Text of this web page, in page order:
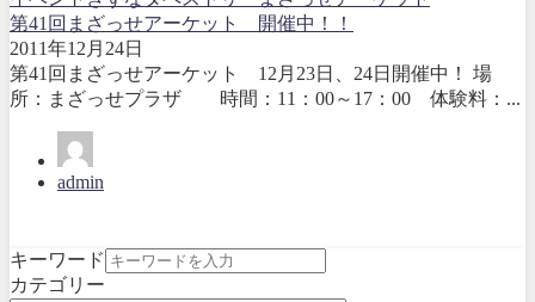
第41回まざっせアーケット 開催中！！
2011年12月24日
第41回まざっせアーケット 12月23日、24日開催中！ 場
所：まざっせプラザ 時間：11：00～17：00 体験料：...
admin
キーワード
カテゴリー